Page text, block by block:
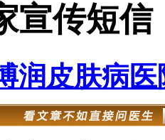
宣传短信
润皮肤病医